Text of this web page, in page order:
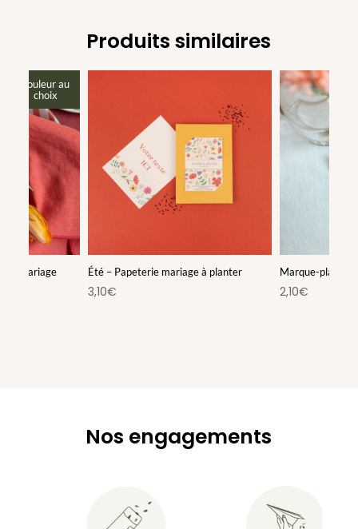
Produits similaires
couleur au
choix
mariage Été – Papeterie mariage à planter
3,10€
Marque-place
2,10€
Nos engagements